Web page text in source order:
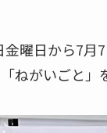
金曜日から7月
ねがいごと」